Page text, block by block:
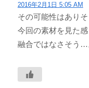
2016年2月1日 5:05 AM
その可能性はあり
今回の素材を見た
融合ではなさそう…